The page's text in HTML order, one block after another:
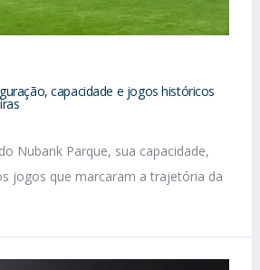
capacidade e jogos históricos
Nubank Parque, sua capacidade,
jogos que marcaram a trajetória da